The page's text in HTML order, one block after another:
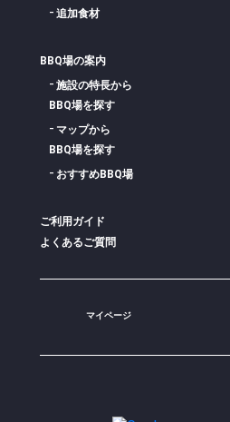
追加食材
BBQ場の案内
施設の特長から
BBQ場を探す
マップから
BBQ場を探す
おすすめBBQ場
ご利用ガイド
よくあるご質問
マイページ